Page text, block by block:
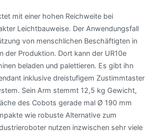
mit einer hohen Reichweite bei
Leichtbauweise. Der Anwendungsfall
von menschlichen Beschäftigten in
der Produktion. Dort kann der UR10e
beladen und palettieren. Es gibt ihn
inklusive dreistufigem Zustimmtaster
Sein Arm stemmt 12,5 kg Gewicht,
des Cobots gerade mal Ø 190 mm
wie robuste Alternative zum
nutzen inzwischen sehr viele